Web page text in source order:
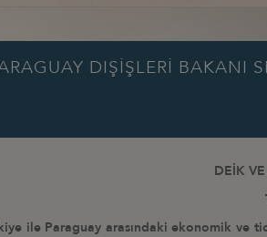
DIŞİŞLERİ BAKANI
DEİK
ile Paraguay arasındaki ekonomik ve